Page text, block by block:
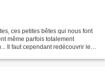
ces petites bêtes qui nous font
même parfois totalement
Il faut cependant redécouvrir les